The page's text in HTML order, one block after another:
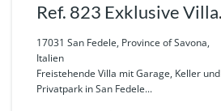
Ref. 823 Exklusive Villa
in sonniger
Panoramalage in San
Fedele -Albenga
17031 San Fedele, Province of Savona,
Italien
Freistehende Villa mit Garage, Keller und
Privatpark in San Fedele...